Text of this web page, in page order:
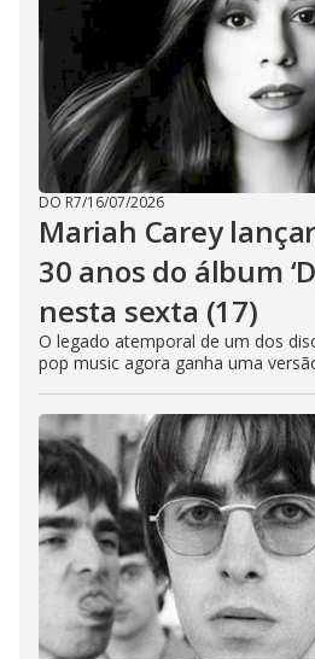
DO R7/16/07/2026
Mariah Carey
30 anos do álbum
nesta sexta (17)
O legado atemporal de um dos
pop music agora ganha uma